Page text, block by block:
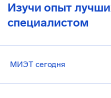
Изучи опыт
специалистом
МИЭТ сегодня